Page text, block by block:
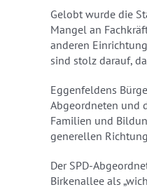
Gelobt wurde die
Mangel an
anderen
sind stolz darauf,
Eggenfeldens
Abgeordneten und
Familien und
generellen
Der SPD-
Birkenallee als